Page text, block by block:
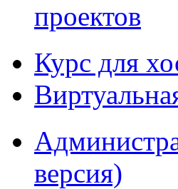
проектов
Курс для
версия)